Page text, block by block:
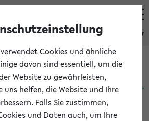
eKVV
denen sich nach dem25.07.2026
haben:
Cookies und ähnliche
davon sind essentiell, um die
Website zu gewährleisten,
uns helfen, die Website und Ihre
Falls Sie zustimmen,
und Daten auch, um Ihre